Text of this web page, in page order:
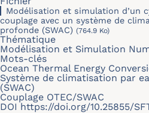
Modélisation et simulation d’un
couplage avec un système de
profonde (SWAC) (764.9 Ko)
Thématique
Modélisation et Simulation
Mots-clés
Ocean Thermal Energy
Système de climatisation par
(SWAC)
Couplage OTEC/SWAC
DOIhttps://doi.org/10.25855/